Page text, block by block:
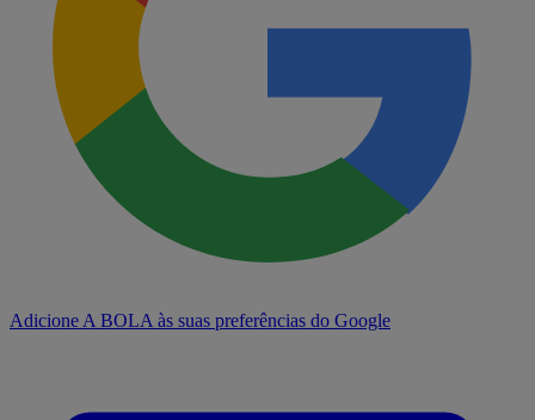
Adicione A BOLA às suas preferências do Google